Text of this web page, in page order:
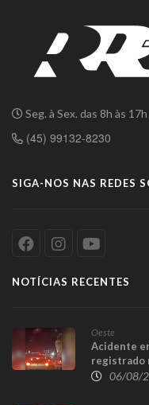
Seg. à Sex. das 8h às 17h
(45) 99132-8230
SIGA-NOS NAS REDES
NOTÍCIAS RECENTES
Oeste
Acidente
registrado
06/08/